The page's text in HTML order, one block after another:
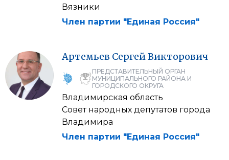
Вязники
Член партии "Единая Россия"
Артемьев СергейВикторович
ПРЕДСТАВИТЕЛЬНЫЙ ОРГАН
МУНИЦИПАЛЬНОГО РАЙОНА И
ГОРОДСКОГО ОКРУГА
Владимирская область
Совет народных депутатов города
Владимира
Член партии "Единая Россия"